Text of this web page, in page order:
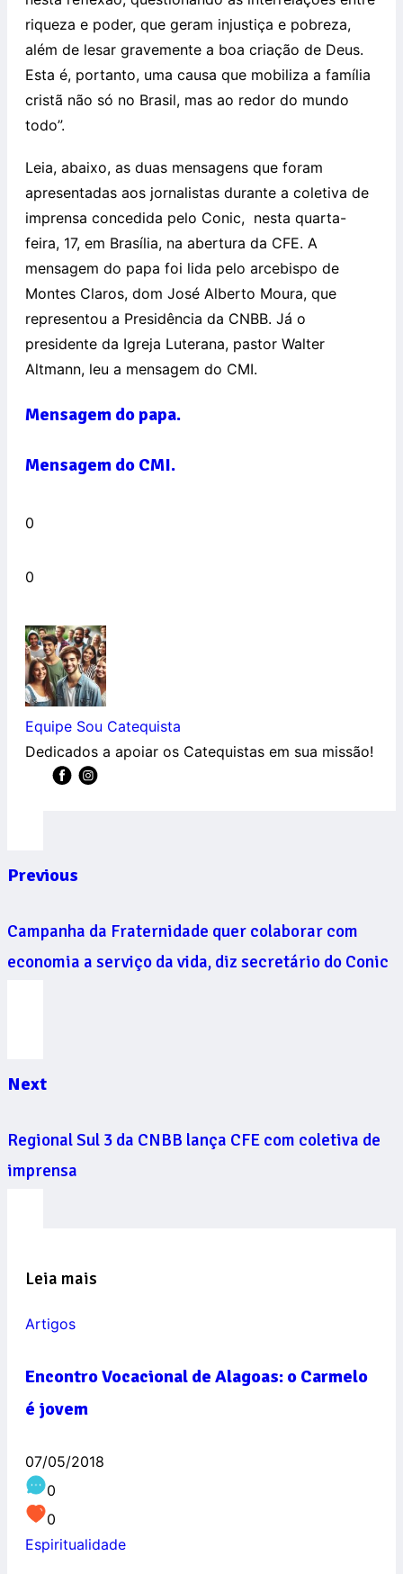
riqueza e poder, que geram injustiça e pobreza,
além de lesar gravemente a boa criação de Deus.
Esta é, portanto, uma causa que mobiliza a família
cristã não só no Brasil, mas ao redor do mundo
todo”.
Leia, abaixo, as duas mensagens que foram
apresentadas aos jornalistas durante a coletiva de
imprensa concedida pelo Conic, nesta quarta-
feira, 17, em Brasília, na abertura da CFE. A
mensagem do papa foi lida pelo arcebispo de
Montes Claros, dom José Alberto Moura, que
representou a Presidência da CNBB. Já o
presidente da Igreja Luterana, pastor Walter
Altmann, leu a mensagem do CMI.
Mensagem do papa.
Mensagem do CMI.
0
0
Equipe Sou Catequista
Dedicados a apoiar os Catequistas em sua missão!
Previous
Campanha da Fraternidade quer colaborar com
economia a serviço da vida, diz secretário do Conic
Next
Regional Sul 3 da CNBB lança CFE com coletiva de
imprensa
Leia mais
Artigos
Encontro Vocacional de Alagoas: o Carmelo
é jovem
07/05/2018
0
0
Espiritualidade